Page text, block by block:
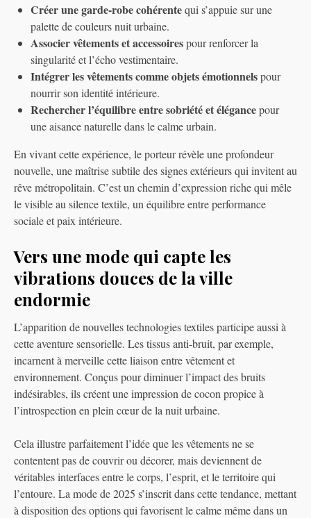
Créer une garde-robe cohérentequi s’appuie sur une
palette de couleurs nuit urbaine.
Associer vêtements et accessoirespour renforcer la
singularité et l’écho vestimentaire.
Intégrer les vêtements comme objets émotionnelspour
nourrir son identité intérieure.
Rechercher l’équilibre entre sobriété et élégancepour
une aisance naturelle dans le calme urbain.
En vivant cette expérience, le porteur révèle une profondeur
nouvelle, une maîtrise subtile des signes extérieurs qui invitent au
rêve métropolitain. C’est un chemin d’expression riche qui mêle
le visible au silence textile, un équilibre entre performance
sociale et paix intérieure.
Vers une mode qui capte les
vibrations douces de la ville
endormie
L’apparition de nouvelles technologies textiles participe aussi à
cette aventure sensorielle. Les tissus anti-bruit, par exemple,
incarnent à merveille cette liaison entre vêtement et
environnement. Conçus pour diminuer l’impact des bruits
indésirables, ils créent une impression de cocon propice à
l’introspection en plein cœur de la nuit urbaine.
Cela illustre parfaitement l’idée que les vêtements ne se
contentent pas de couvrir ou décorer, mais deviennent de
véritables interfaces entre le corps, l’esprit, et le territoire qui
l’entoure. La mode de 2025 s’inscrit dans cette tendance, mettant
à disposition des options qui favorisent le calme même dans un